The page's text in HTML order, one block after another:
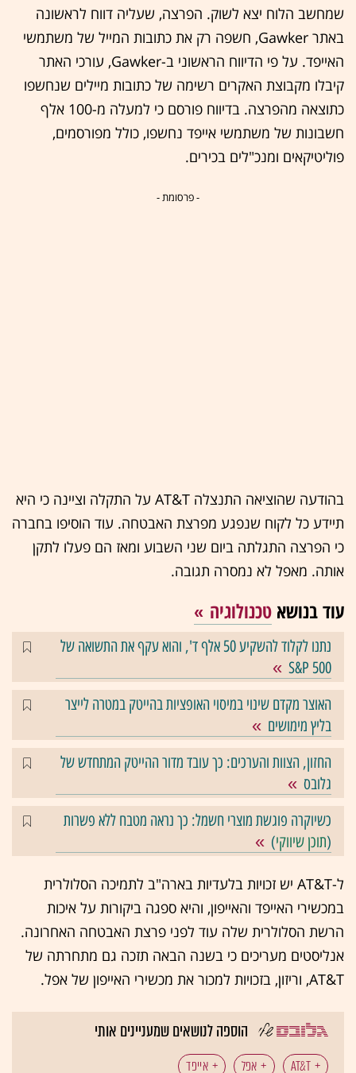
שמחשב הלוח יצא לשוק. הפרצה, שעליה דווח לראשונה
באתר ‏Gawker‏, חשפה רק את כתובות המייל של משתמשי
האייפד. על פי הדיווח הראשוני ב-‏Gawker‏, עורכי האתר
קיבלו מקבוצת האקרים רשימה של כתובות מיילים שנחשפו
כתוצאה מהפרצה. בדיווח פורסם כי למעלה מ-100 אלף
חשבונות של משתמשי אייפד נחשפו, כולל מפורסמים,
פוליטיקאים ומנכ"לים בכירים.
- פרסומת -
בהודעה שהוציאה התנצלה ‏AT&T‏ על התקלה וציינה כי היא
תיידע כל לקוח שנפגע מפרצת האבטחה. עוד הוסיפו בחברה
כי הפרצה התגלתה ביום שני השבוע ומאז הם פעלו לתקן
אותה. מאפל לא נמסרה תגובה.
עוד בנושא טכנולוגיה
נתנו לקלוד להשקיע 50 אלף ד', והוא עקף את התשואה של
S&P 500
האוצר מקדם שינוי במיסוי האופציות בהייטק במטרה לייצר
בליץ מימושים
החזון, הצוות והערכים: כך עובד מדור ההייטק המתחדש של
גלובס
כשיוקרה פוגשת מוצרי חשמל: כך נראה מטבח ללא פשרות
(תוכן שיווקי)
ל-‏AT&T‏ יש זכויות בלעדיות בארה"ב לתמיכה הסלולרית
במכשירי האייפד והאייפון, והיא ספגה ביקורות על איכות
הרשת הסלולרית שלה עוד לפני פרצת האבטחה האחרונה.
אנליסטים מעריכים כי בשנה הבאה תזכה גם מתחרתה של
הוספה לנושאים שמעניינים אותי
AT&T אפל אייפד